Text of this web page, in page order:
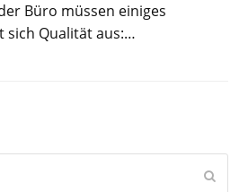
Büro müssen einiges
sich Qualität aus:…